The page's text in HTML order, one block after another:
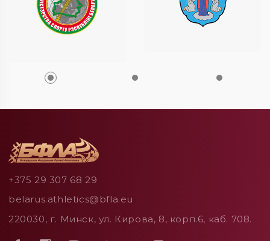
+375 29 307 68 29
belarus.athletics@bfla.eu
220030, г. Минск, ул. Кирова, 8, корп.6, каб. 708.